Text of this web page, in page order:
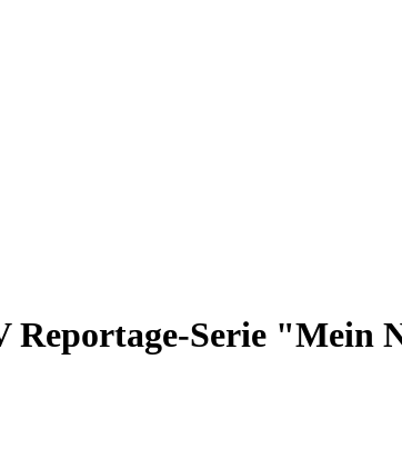
Reportage-Serie "Mein